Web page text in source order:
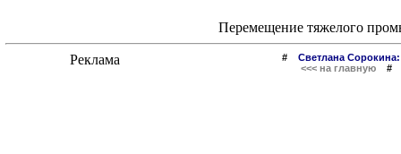
Перемещение тяжелого
# Светлана
<<< на главную